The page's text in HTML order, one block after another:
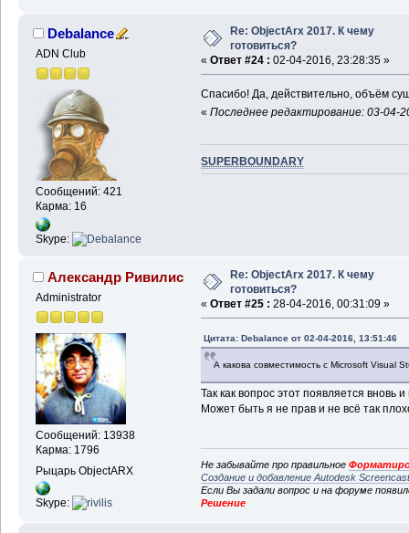
Debalance
ADN Club
Сообщений: 421
Карма: 16
Skype:
Re: ObjectArx 2017. К чему
готовиться?
« Ответ #24 : 02-04-2016, 23:28:35 »
Спасибо! Да, действительно, объём
« Последнее редактирование: 03-04-
SUPERBOUNDARY
Александр Ривилис
Administrator
Сообщений: 13938
Карма: 1796
Рыцарь ObjectARX
Skype:
Re: ObjectArx 2017. К чему
готовиться?
« Ответ #25 : 28-04-2016, 00:31:09 »
Цитата: Debalance от 02-04-2016, 13:51:46
А какова совместимость с Microsoft Visual
Так как вопрос этот появляется вновь
Может быть я не прав и не всё так
Не забывайте про правильное
Создание и добавление Autodesk
Если Вы задали вопрос и на форуме
Решение